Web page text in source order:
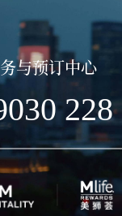
与预订中心
228